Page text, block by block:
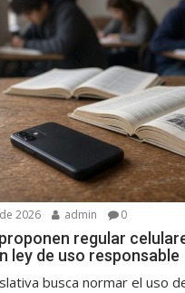
2026 admin 0
regular
ley de uso responsable
busca normar el uso